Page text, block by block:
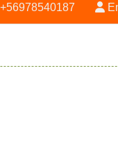
+56978540187